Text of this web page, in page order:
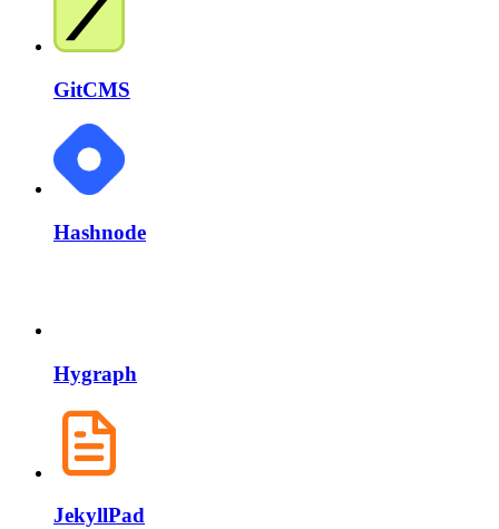
GitCMS
Hashnode
Hygraph
JekyllPad